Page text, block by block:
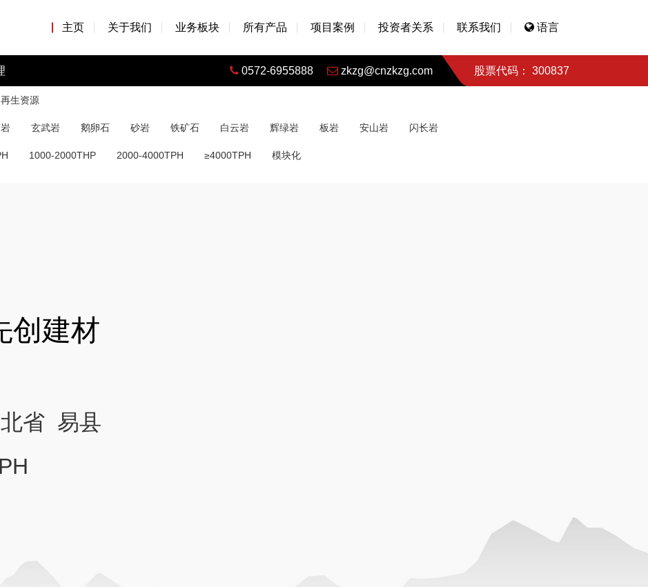
主页 关于我们 业务板块 所有产品 项目案例 投资者关系 联系我们 语言
股票代码： 300837
0572-6955888 zkzg@cnzkzg.com
再生资源
玄武岩 鹅卵石 砂岩 铁矿石 白云岩 辉绿岩 板岩 安山岩 闪长岩
1000-2000THP 2000-4000TPH ≥4000TPH 模块化
创建材
省 易县